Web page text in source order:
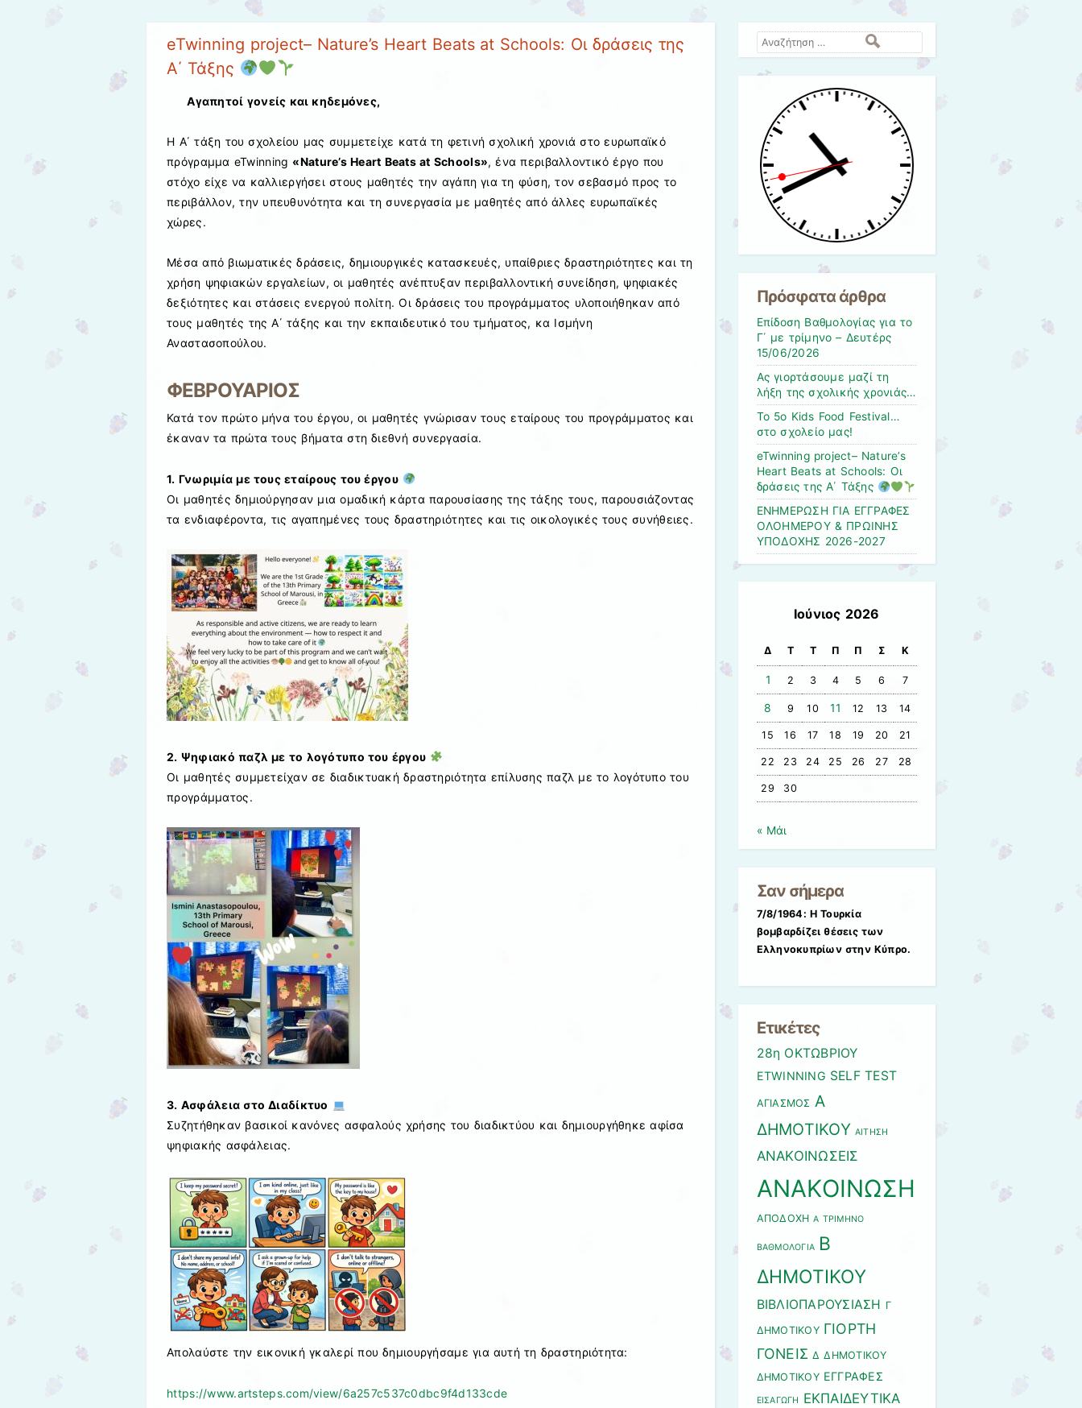
eTwinning project– Nature’s Heart Beats at Schools: Οι δράσεις της
Α΄ Τάξης
Αγαπητοί γονείς και κηδεμόνες,
Η Α΄ τάξη του σχολείου μας συμμετείχε κατά τη φετινή σχολική χρονιά στο ευρωπαϊκό
πρόγραμμα eTwinning «Nature’s Heart Beats at Schools», ένα περιβαλλοντικό έργο που
στόχο είχε να καλλιεργήσει στους μαθητές την αγάπη για τη φύση, τον σεβασμό προς το
περιβάλλον, την υπευθυνότητα και τη συνεργασία με μαθητές από άλλες ευρωπαϊκές
χώρες.
Μέσα από βιωματικές δράσεις, δημιουργικές κατασκευές, υπαίθριες δραστηριότητες και τη
χρήση ψηφιακών εργαλείων, οι μαθητές ανέπτυξαν περιβαλλοντική συνείδηση, ψηφιακές
δεξιότητες και στάσεις ενεργού πολίτη. Οι δράσεις του προγράμματος υλοποιήθηκαν από
τους μαθητές της Α΄ τάξης και την εκπαιδευτικό του τμήματος, κα Ισμήνη
Αναστασοπούλου.
ΦΕΒΡΟΥΑΡΙΟΣ
Κατά τον πρώτο μήνα του έργου, οι μαθητές γνώρισαν τους εταίρους του προγράμματος και
έκαναν τα πρώτα τους βήματα στη διεθνή συνεργασία.
1. Γνωριμία με τους εταίρους του έργου
Οι μαθητές δημιούργησαν μια ομαδική κάρτα παρουσίασης της τάξης τους, παρουσιάζοντας
τα ενδιαφέροντα, τις αγαπημένες τους δραστηριότητες και τις οικολογικές τους συνήθειες.
2. Ψηφιακό παζλ με το λογότυπο του έργου
Οι μαθητές συμμετείχαν σε διαδικτυακή δραστηριότητα επίλυσης παζλ με το λογότυπο του
προγράμματος.
3. Ασφάλεια στο Διαδίκτυο
Συζητήθηκαν βασικοί κανόνες ασφαλούς χρήσης του διαδικτύου και δημιουργήθηκε αφίσα
ψηφιακής ασφάλειας.
Απολαύστε την εικονική γκαλερί που δημιουργήσαμε για αυτή τη δραστηριότητα:
https://www.artsteps.com/view/6a257c537c0dbc9f4d133cde
Αναζήτηση
Πρόσφατα άρθρα
Επίδοση Βαθμολογίας για το
Γ΄ με τρίμηνο – Δευτέρς
15/06/2026
Ας γιορτάσουμε μαζί τη
λήξη της σχολικής χρονιάς…
Το 5ο Kids Food Festival…
στο σχολείο μας!
eTwinning project– Nature’s
Heart Beats at Schools: Οι
δράσεις της Α΄ Τάξης
ΕΝΗΜΕΡΩΣΗ ΓΙΑ ΕΓΓΡΑΦΕΣ
ΟΛΟΗΜΕΡΟΥ & ΠΡΩΙΝΗΣ
ΥΠΟΔΟΧΗΣ 2026-2027
Ιούνιος 2026
Δ Τ Τ Π Π Σ Κ
1 2 3 4 5 6 7
8 9 10 11 12 13 14
15 16 17 18 19 20 21
22 23 24 25 26 27 28
29 30
« Μάι
Σαν σήμερα
7/8/1964: Η Τουρκία
βομβαρδίζει θέσεις των
Ελληνοκυπρίων στην Κύπρο.
Ετικέτες
28η ΟΚΤΩΒΡΙΟΥ
ETWINNING SELF TEST
ΑΓΙΑΣΜΟΣ Α
ΔΗΜΟΤΙΚΟΥ ΑΙΤΗΣΗ
ΑΝΑΚΟΙΝΩΣΕΙΣ
ΑΝΑΚΟΙΝΩΣΗ
ΑΠΟΔΟΧΗ Α ΤΡΙΜΗΝΟ
ΒΑΘΜΟΛΟΓΙΑ Β
ΔΗΜΟΤΙΚΟΥ
ΒΙΒΛΙΟΠΑΡΟΥΣΙΑΣΗ Γ
ΔΗΜΟΤΙΚΟΥ ΓΙΟΡΤΗ
ΓΟΝΕΙΣ Δ ΔΗΜΟΤΙΚΟΥ
ΔΗΜΟΤΙΚΟΥ ΕΓΓΡΑΦΕΣ
ΕΙΣΑΓΩΓΗ
ΕΚΠΑΙΔΕΥΤΙΚΑ